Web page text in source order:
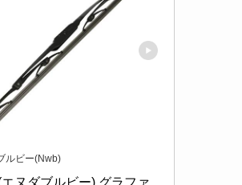
ルビー(Nwb)
ヌダブルビー) グラファ